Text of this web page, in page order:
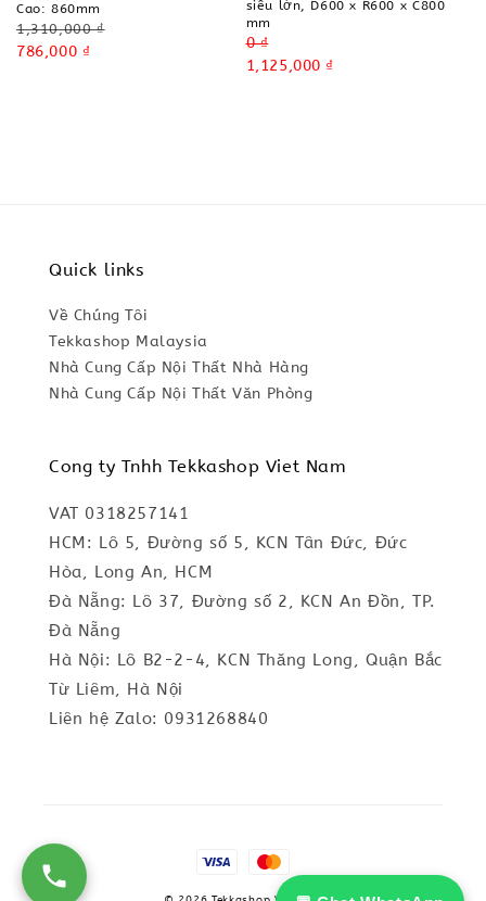
Cao: 860mm
Regular
price
1,310,000 ₫
Sale
786,000 ₫
siêu lớn, D600 x R600 x C800
mm
Regular
price
0 ₫
Sale
1,125,000 ₫
Quick links
Về Chúng Tôi
Tekkashop Malaysia
Nhà Cung Cấp Nội Thất Nhà Hàng
Nhà Cung Cấp Nội Thất Văn Phòng
Cong ty Tnhh Tekkashop Viet Nam
VAT 0318257141
HCM: Lô 5, Đường số 5, KCN Tân Đức, Đức
Hòa, Long An, HCM
Đà Nẵng: Lô 37, Đường số 2, KCN An Đồn, TP.
Đà Nẵng
Hà Nội: Lô B2-2-4, KCN Thăng Long, Quận Bắc
Từ Liêm, Hà Nội
Liên hệ Zalo: 0931268840